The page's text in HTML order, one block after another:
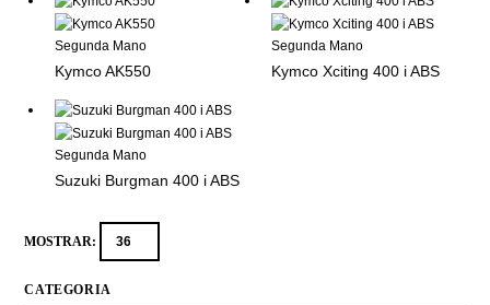
Segunda Mano
Kymco AK550
Segunda Mano
Kymco Xciting 400 i ABS
Segunda Mano
Suzuki Burgman 400 i ABS
MOSTRAR:
CATEGORIA